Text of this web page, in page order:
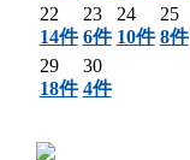
22
14件
23
6件
24
10件
25
8件
29
18件
30
4件